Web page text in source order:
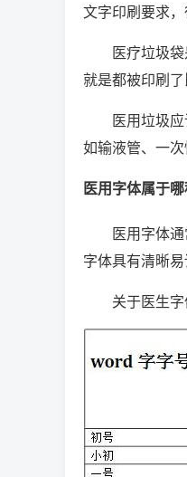
文字印刷要求，
医疗垃圾
就是都被印刷了
医用垃圾
如输液管、一
医用字体属于
医用字体
字体具有清晰
关于医生